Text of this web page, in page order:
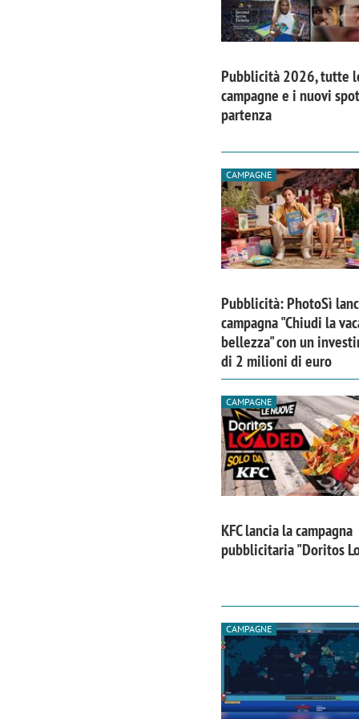
Pubblicità 2026, tutte
campagne e i nuovi
partenza
CAMPAGNE
Pubblicità: PhotoSì
campagna "Chiudi la
bellezza" con un
di 2 milioni di euro
CAMPAGNE
KFC lancia la campagna
pubblicitaria "Doritos
CAMPAGNE